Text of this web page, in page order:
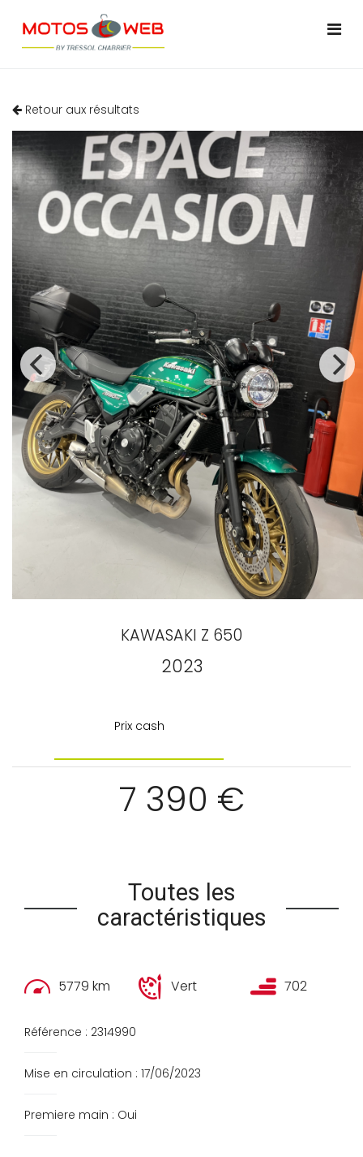
Retour aux résultats
KAWASAKI Z 650
2023
Prix cash
7 390 €
Toutes les
caractéristiques
5779 km Vert 702
Référence : 2314990
Mise en circulation : 17/06/2023
Premiere main : Oui